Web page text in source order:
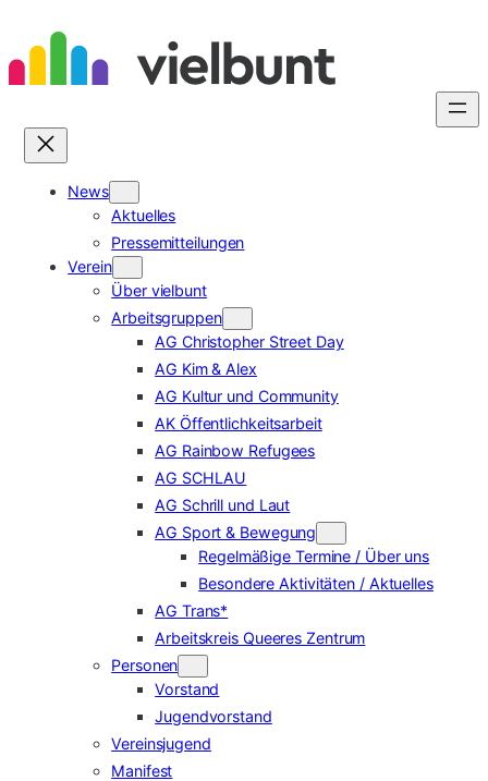
Inhalt
springen
News
Aktuelles
Pressemitteilungen
Verein
Über vielbunt
Arbeitsgruppen
AG Christopher Street Day
AG Kim & Alex
AG Kultur und Community
AK Öffentlichkeitsarbeit
AG Rainbow Refugees
AG SCHLAU
AG Schrill und Laut
AG Sport & Bewegung
Regelmäßige Termine / Über uns
Besondere Aktivitäten / Aktuelles
AG Trans*
Arbeitskreis Queeres Zentrum
Personen
Vorstand
Jugendvorstand
Vereinsjugend
Manifest